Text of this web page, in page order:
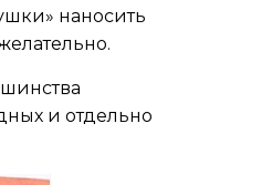
наносить
и отдельно